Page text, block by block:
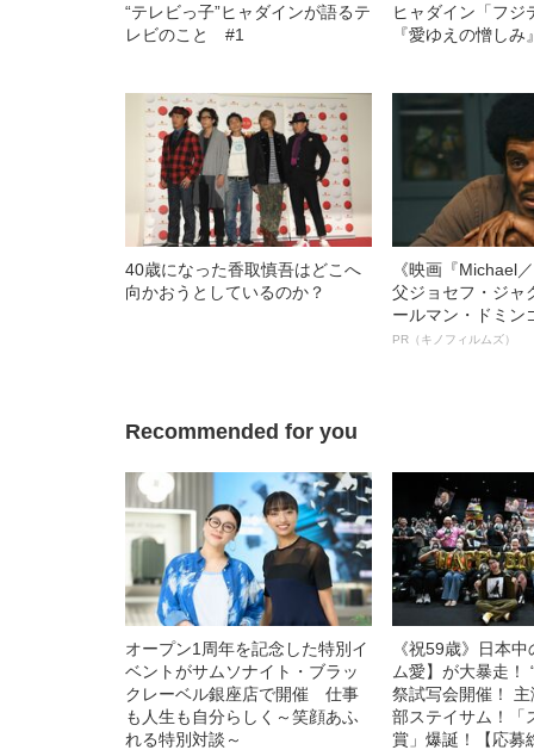
“テレビっ子”ヒャダインが語るテ
レビのこと #1
ヒャダイン「フジ
『愛ゆえの憎しみ
40歳になった香取慎吾はどこへ
向かおうとしているのか？
《映画『Michael
父ジョセフ・ジャ
ールマン・ドミン
ルインタビュー“
PR（キノフィルムズ）
Recommended for you
オープン1周年を記念した特別イ
ベントがサムソナイト・ブラッ
クレーベル銀座店で開催 仕事
も人生も自分らしく～笑顔あふ
れる特別対談～
《祝59歳》日本
ム愛】が大暴走！
祭試写会開催！
部ステイサム！「
賞」爆誕！【応募